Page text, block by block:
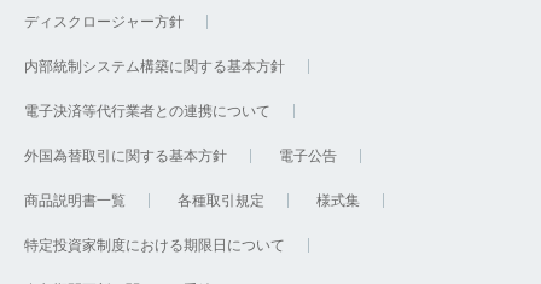
ディスクロージャー方針
内部統制システム構築に関する基本方針
電子決済等代行業者との連携について
外国為替取引に関する基本方針 電子公告
商品説明書一覧 各種取引規定 様式集
特定投資家制度における期限日について